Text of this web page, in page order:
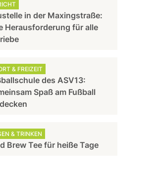
in der Maxingstraße:
Herausforderung für alle
& FREIZEIT
des ASV13:
Spaß am Fußball
& TRINKEN
Brew Tee für heiße Tage